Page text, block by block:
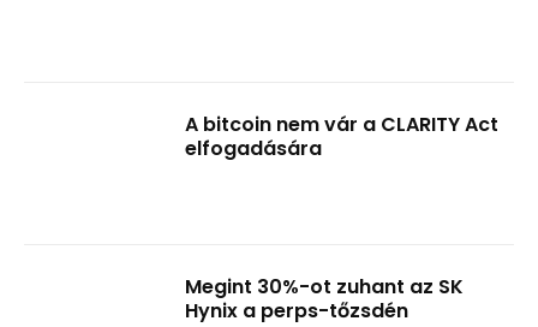
A bitcoin nem vár a CLARITY Act
elfogadására
Megint 30%-ot zuhant az SK
Hynix a perps-tőzsdén